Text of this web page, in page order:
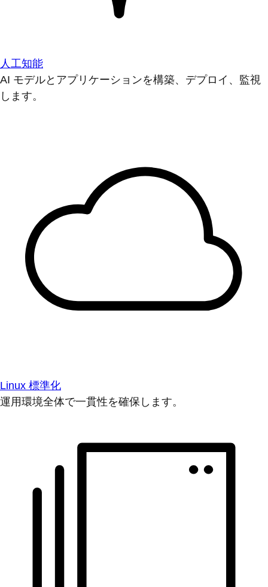
人工知能
AI モデルとアプリケーションを構築、デプロイ、監視
します。
Linux 標準化
運用環境全体で一貫性を確保します。